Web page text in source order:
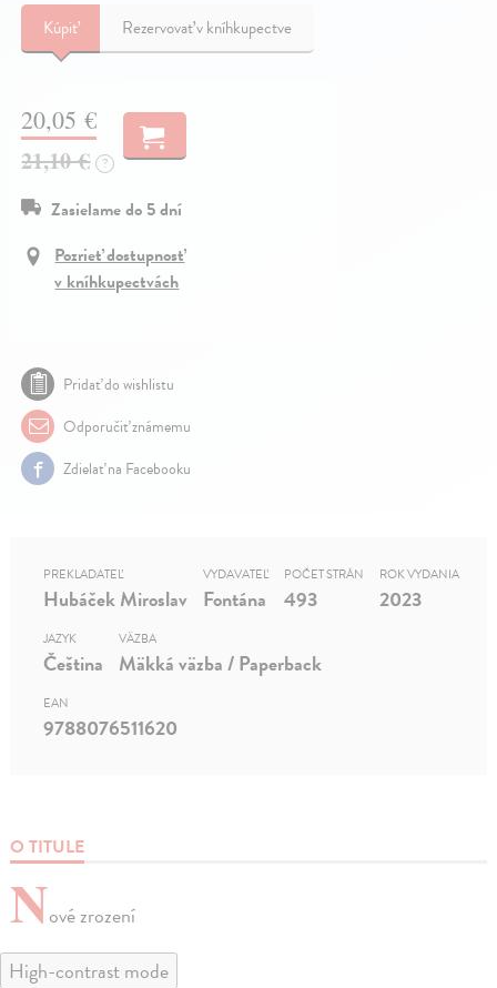
Kúpiť Rezervovať v kníhkupectve
20,05 €
21,10 € ?
Zasielame do 5 dní
Pozrieť dostupnosť
v kníhkupectvách
Pridať do wishlistu
Odporučiť známemu
Zdielať na Facebooku
O TITULE
Nové zrození
PREKLADATEĽ
Hubáček Miroslav
VYDAVATEĽ
Fontána
POČET STRÁN
493
ROK VYDANIA
2023
JAZYK
Čeština
VÄZBA
Mäkká väzba / Paperback
EAN
9788076511620
High-contrast mode